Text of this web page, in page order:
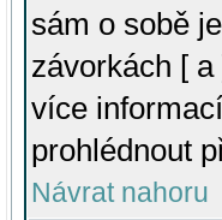
sám o sobě
závorkách [
více
prohlédnout
Návrat nahoru